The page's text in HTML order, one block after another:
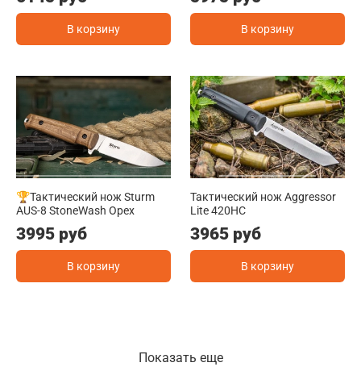
В корзину В корзину
🏆Тактический нож Sturm
AUS-8 StoneWash Орех
3995 руб
В корзину
Тактический нож Aggressor
Lite 420HC
3965 руб
В корзину
Показать еще